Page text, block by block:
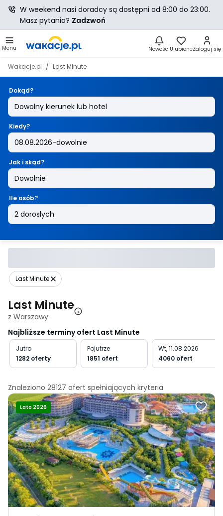
Menu NowościUlubioneZaloguj się
Wakacje.pl Last Minute
Dokąd?
Kiedy?
Jak i skąd?
Ile osób?
Last Minute
z Warszawy
Last Minute
Najbliższe terminy ofert Last Minute
Jutro
1282 oferty
Pojutrze
1851 ofert
Wt, 11.08.2026
4060 ofert
Znaleziono 28127 ofert spełniających kryteria
Lato 2026
W weekend nasi doradcy są dostępni od 8:00 do 23:00.
Masz pytania? Zadzwoń